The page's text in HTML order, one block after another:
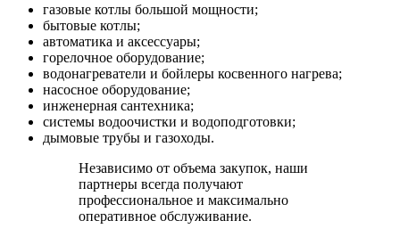
газовые котлы большой мощности;
бытовые котлы;
автоматика и аксессуары;
горелочное оборудование;
водонагреватели и бойлеры косвенного нагрева;
насосное оборудование;
инженерная сантехника;
системы водоочистки и водоподготовки;
дымовые трубы и газоходы.
Независимо от объема закупок, наши
партнеры всегда получают
профессиональное и максимально
оперативное обслуживание.